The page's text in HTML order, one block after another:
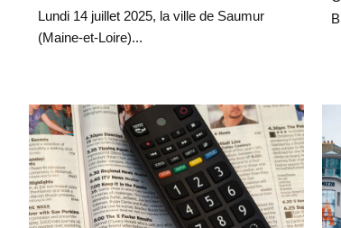
Lundi 14 juillet 2025, la ville de Saumur
(Maine-et-Loire)...